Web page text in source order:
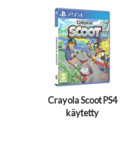
Crayola Scoot PS4
käytetty